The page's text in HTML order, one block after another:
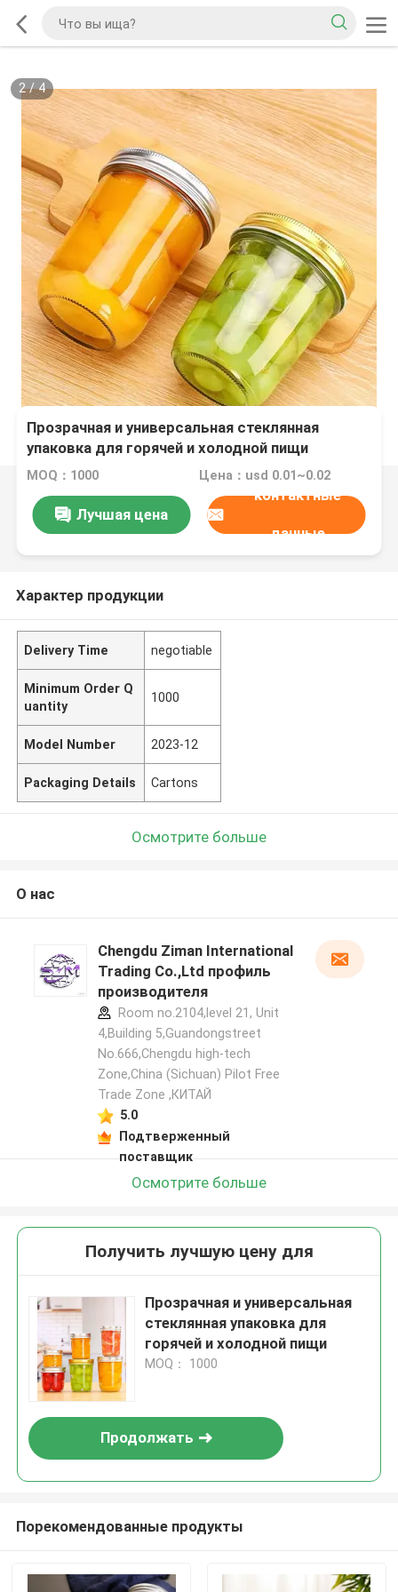
2/4
Прозрачная и универсальная стеклянная
упаковка для горячей и холодной пищи
MOQ：1000 Цена：usd 0.01~0.02
Лучшая цена
контактные
данные
Характер продукции
Delivery Time negotiable
Minimum Order Q
uantity
1000
Model Number 2023-12
Packaging Details Cartons
Осмотрите больше
О нас
Chengdu Ziman International
Trading Co.,Ltd профиль
производителя
Room no.2104,level 21, Unit
4,Building 5,Guandongstreet
No.666,Chengdu high-tech
Zone,China (Sichuan) Pilot Free
Trade Zone ,КИТАЙ
5.0
Подтверженный
поставщик
Осмотрите больше
Получить лучшую цену для
Прозрачная и универсальная
стеклянная упаковка для
горячей и холодной пищи
MOQ： 1000
Продолжать
Порекомендованные продукты